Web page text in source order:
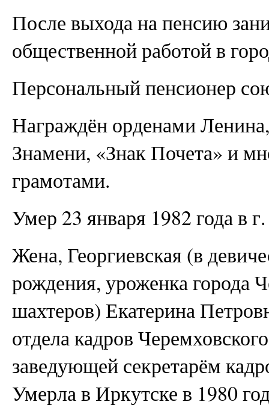
После выхода на пенсию
общественной работой в
Персональный пенсионер
Награждён орденами
Знамени, «Знак Почета» и
грамотами.
Умер 23 января 1982 года в
Жена, Георгиевская (в
рождения, уроженка города
шахтеров) Екатерина
отдела кадров
заведующей секретарём
Умерла в Иркутске в 1980